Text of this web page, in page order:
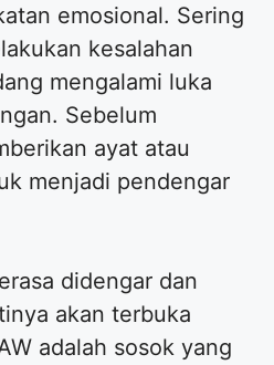
emosional. Sering
kesalahan
mengalami luka
Sebelum
ayat atau
menjadi pendengar
didengar dan
akan terbuka
adalah sosok yang